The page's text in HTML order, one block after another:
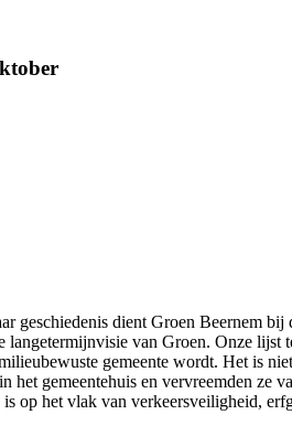
geschiedenis dient Groen Beernem
langetermijnvisie van Groen. Onze
gemeente wordt. Het is
het gemeentehuis en vervreemden ze
is op het vlak van verkeersveiligheid,